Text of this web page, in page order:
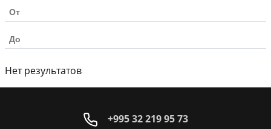
Нет результатов
+995 32 219 95 73